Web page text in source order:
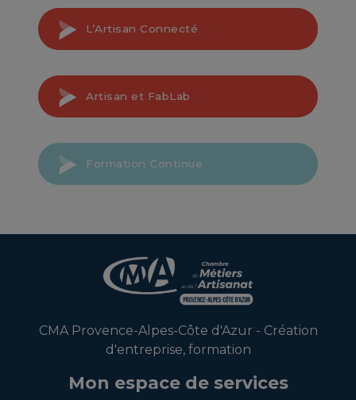
En savoir +
L’Artisan Connecté
Artisan et FabLab
En savoir +
Formation Continue
En savoir +
CMA Provence-Alpes-Côte d'Azur - Création
d'entreprise, formation
Mon espace de services